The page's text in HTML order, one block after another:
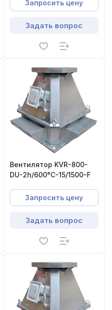
Запросить цену
Задать вопрос
Вентилятор KVR-800-
DU-2h/600°С-15/1500-F
Запросить цену
Задать вопрос